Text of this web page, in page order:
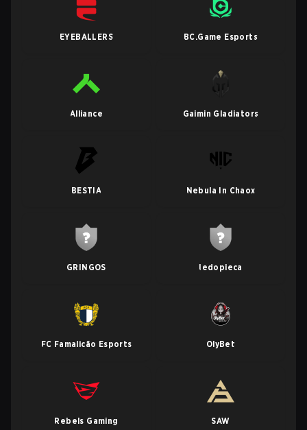
EYEBALLERS BC.Game Esports
Alliance Gaimin Gladiators
BESTIA Nebula In Chaox
GRINGOS Iedopieca
FC Famalicão Esports OlyBet
Rebels Gaming SAW